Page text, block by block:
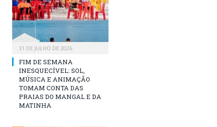
31 DE JULHO DE 2026
FIM DE SEMANA
INESQUECÍVEL: SOL,
MÚSICA E ANIMAÇÃO
TOMAM CONTA DAS
PRAIAS DO MANGAL E DA
MATINHA